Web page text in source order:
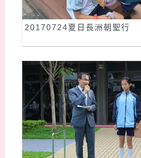
20170724夏日長洲朝聖行